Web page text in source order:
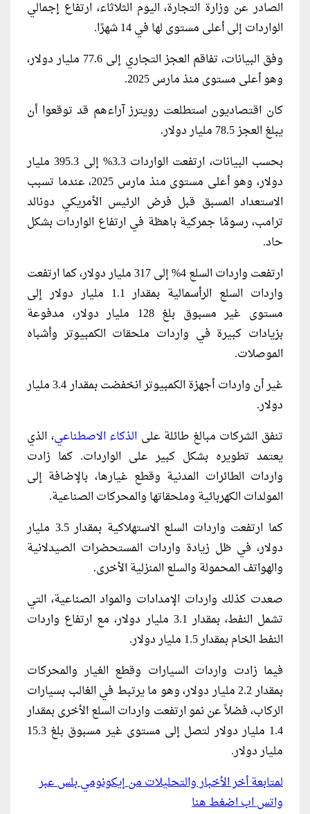
الصادر عن وزارة التجارة، اليوم الثلاثاء، ارتفاع إجمالي
الواردات إلى أعلى مستوى لها في 14 شهرًا.
وفق البيانات، تفاقم العجز التجاري إلى 77.6 مليار دولار،
وهو أعلى مستوى منذ مارس 2025.
كان اقتصاديون استطلعت رويترز آراءهم قد توقعوا أن
يبلغ العجز 78.5 مليار دولار.
بحسب البيانات، ارتفعت الواردات 3.3% إلى 395.3 مليار
دولار، وهو أعلى مستوى منذ مارس 2025، عندما تسبب
الاستعداد المسبق قبل فرض الرئيس الأمريكي دونالد
ترامب، رسومًا جمركية باهظة في ارتفاع الواردات بشكل
حاد.
ارتفعت واردات السلع 4% إلى 317 مليار دولار، كما ارتفعت
واردات السلع الرأسمالية بمقدار 1.1 مليار دولار إلى
مستوى غير مسبوق بلغ 128 مليار دولار، مدفوعة
بزيادات كبيرة في واردات ملحقات الكمبيوتر وأشباه
الموصلات.
غير أن واردات أجهزة الكمبيوتر انخفضت بمقدار 3.4 مليار
دولار.
تنفق الشركات مبالغ طائلة على الذكاء الاصطناعي، الذي
يعتمد تطويره بشكل كبير على الواردات. كما زادت
واردات الطائرات المدنية وقطع غيارها، بالإضافة إلى
المولدات الكهربائية وملحقاتها والمحركات الصناعية.
كما ارتفعت واردات السلع الاستهلاكية بمقدار 3.5 مليار
دولار، في ظل زيادة واردات المستحضرات الصيدلانية
والهواتف المحمولة والسلع المنزلية الأخرى.
صعدت كذلك واردات الإمدادات والمواد الصناعية، التي
تشمل النفط، بمقدار 3.1 مليار دولار، مع ارتفاع واردات
النفط الخام بمقدار 1.5 مليار دولار.
فيما زادت واردات السيارات وقطع الغيار والمحركات
بمقدار 2.2 مليار دولار، وهو ما يرتبط في الغالب بسيارات
الركاب، فضلاً عن نمو ارتفعت واردات السلع الأخرى بمقدار
1.4 مليار دولار لتصل إلى مستوى غير مسبوق بلغ 15.3
مليار دولار.
لمتابعة أخر الأخبار والتحليلات من إيكونومي بلس عبر
واتس اب اضغط هنا